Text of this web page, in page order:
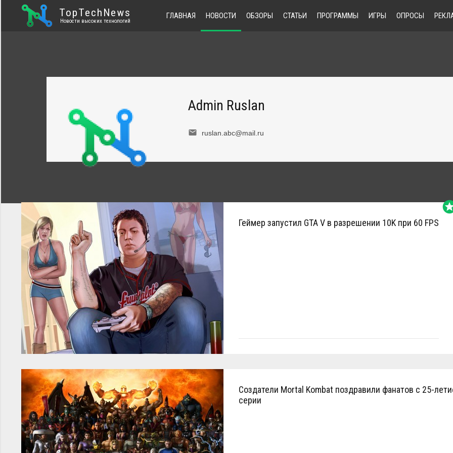
TopTechNews
Новости высоких технологий
ГЛАВНАЯ НОВОСТИ ОБЗОРЫ СТАТЬИ ПРОГРАММЫ ИГРЫ ОПРОСЫ
Admin Ruslan
email ruslan.abc@mail.ru
Геймер запустил GTA V в разрешении 10K при 60 FPS
Создатели Mortal Kombat поздравили фанатов с 25-
серии